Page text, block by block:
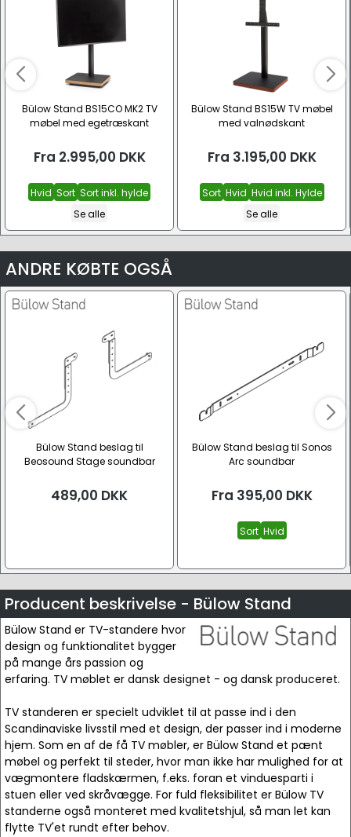
Bülow Stand BS15CO MK2 TV
møbel med egetræskant
Fra 2.995,00 DKK
Hvid Sort Sort inkl. hylde
Se alle
Bülow Stand BS15W TV møbel
med valnødskant
Fra 3.195,00 DKK
Sort Hvid Hvid inkl. Hylde
Se alle
ANDRE KØBTE OGSÅ
Bülow Stand beslag til
Beosound Stage soundbar
489,00 DKK
Bülow Stand beslag til Sonos
Arc soundbar
Fra 395,00 DKK
Sort Hvid
Producent beskrivelse - Bülow Stand
Bülow Stand er TV-standere hvor
design og funktionalitet bygger
på mange års passion og
erfaring. TV møblet er dansk designet - og dansk produceret.
TV standeren er specielt udviklet til at passe ind i den
Scandinaviske livsstil med et design, der passer ind i moderne
hjem. Som en af de få TV møbler, er Bülow Stand et pænt
møbel og perfekt til steder, hvor man ikke har mulighed for at
vægmontere fladskærmen, f.eks. foran et vinduesparti i
stuen eller ved skråvægge. For fuld fleksibilitet er Bülow TV
standerne også monteret med kvalitetshjul, så man let kan
flytte TV'et rundt efter behov.